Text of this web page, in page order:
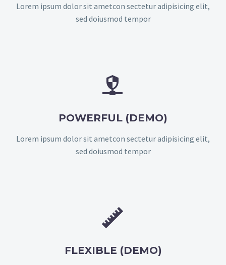
Lorem ipsum dolor sit ametcon sectetur adipisicing elit,
sed doiusmod tempor


POWERFUL (DEMO)
Lorem ipsum dolor sit ametcon sectetur adipisicing elit,
sed doiusmod tempor


FLEXIBLE (DEMO)